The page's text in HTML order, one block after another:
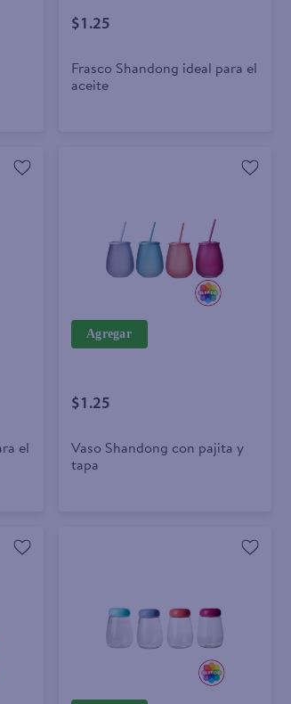
$1.25
Frasco Shandong ideal para el
aceite
el
Agregar
$1.25
Vaso Shandong con pajita y
tapa